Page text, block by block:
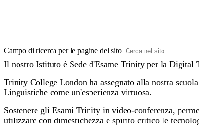
Campo di ricerca per le pagine del sito
Il nostro Istituto è Sede d'Esame Trinity per la Digital
Trinity College London ha assegnato alla nostra
Linguistiche come un'esperienza virtuosa.
Sostenere gli Esami Trinity in video-conferenza,
utilizzare con dimestichezza e spirito critico le